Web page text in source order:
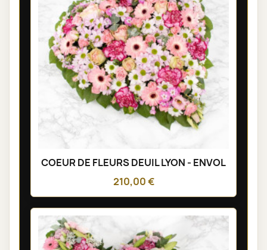
COEUR DE FLEURS DEUIL LYON - ENVOL
210,00 €